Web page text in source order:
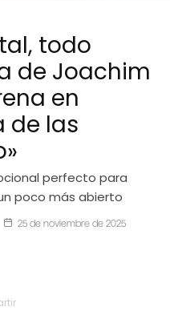
todo
de Joachim
en
de las
perfecto para
poco más abierto
25 de noviembre de 2025